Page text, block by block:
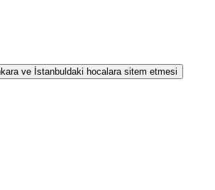
ve İstanbuldaki hocalara sitem etmesi